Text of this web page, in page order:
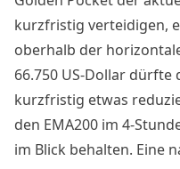
kurzfristig verteidigen,
oberhalb der
66.750 US-Dollar
kurzfristig etwas
den EMA200 im 4-
im Blick behalten. Eine